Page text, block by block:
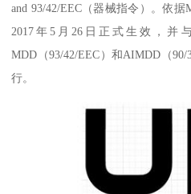
and 93/42/EEC（器械指令）。依
2017年5月26日正式生效，并
MDD（93/42/EEC）和AIMDD（
行。